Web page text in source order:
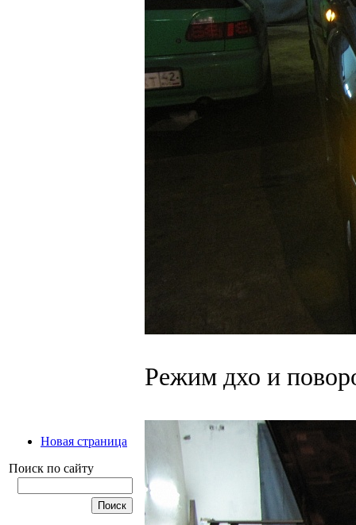
Новая страница
Поиск по сайту
Режим дхо и